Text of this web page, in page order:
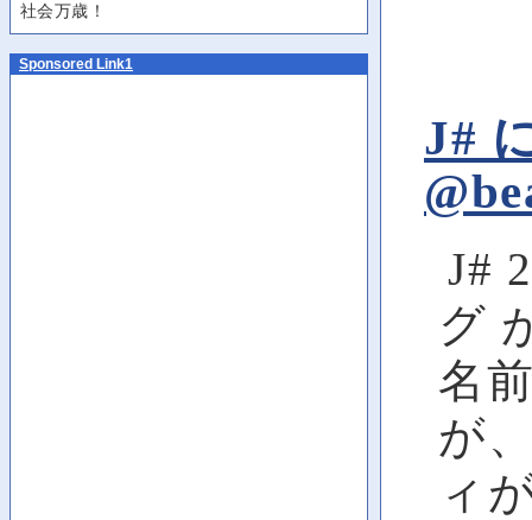
社会万歳！
Sponsored Link1
J#
J#
グ
名
が
ィ